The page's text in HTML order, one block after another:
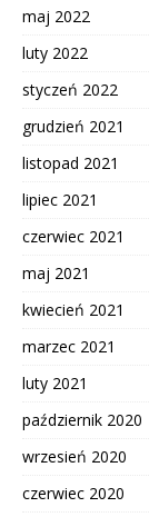
maj 2022
luty 2022
styczeń 2022
grudzień 2021
listopad 2021
lipiec 2021
czerwiec 2021
maj 2021
kwiecień 2021
marzec 2021
luty 2021
październik 2020
wrzesień 2020
czerwiec 2020